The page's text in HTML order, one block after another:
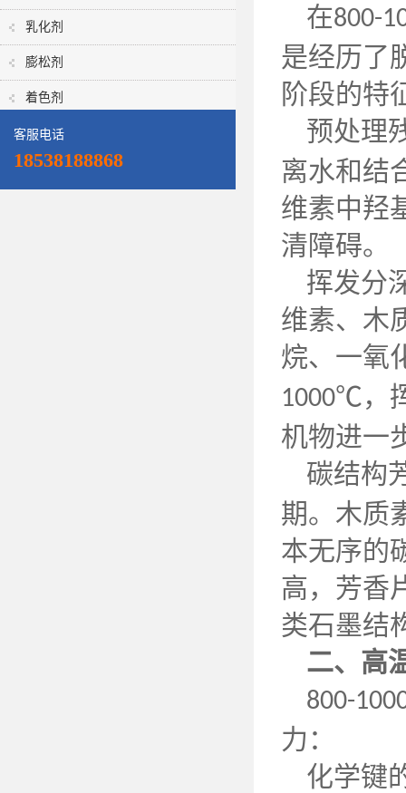
乳化剂
膨松剂
着色剂
客服电话
18538188868
在800-
是经历了
阶段的特
预处理
离水和结
维素中羟
清障碍。
挥发分
维素、木
烷、一氧
1000℃，
机物进一
碳结构
期。木质
本无序的
高，芳香
类石墨结
二、高
800-
力：
化学键